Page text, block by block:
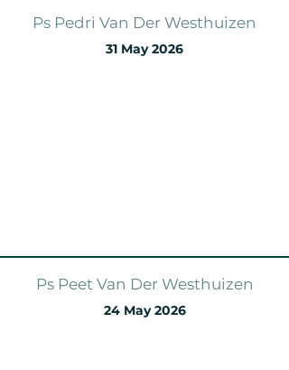
Ps Pedri Van Der Westhuizen
31 May 2026
Ps Peet Van Der Westhuizen
24 May 2026